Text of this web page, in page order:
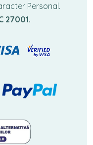
Personal.
27001.